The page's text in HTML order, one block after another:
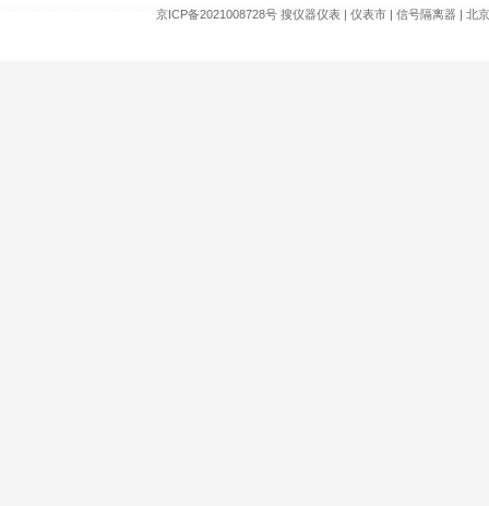
京ICP备2021008728号 搜仪器仪表 | 仪表市| 信号隔离器 | 北